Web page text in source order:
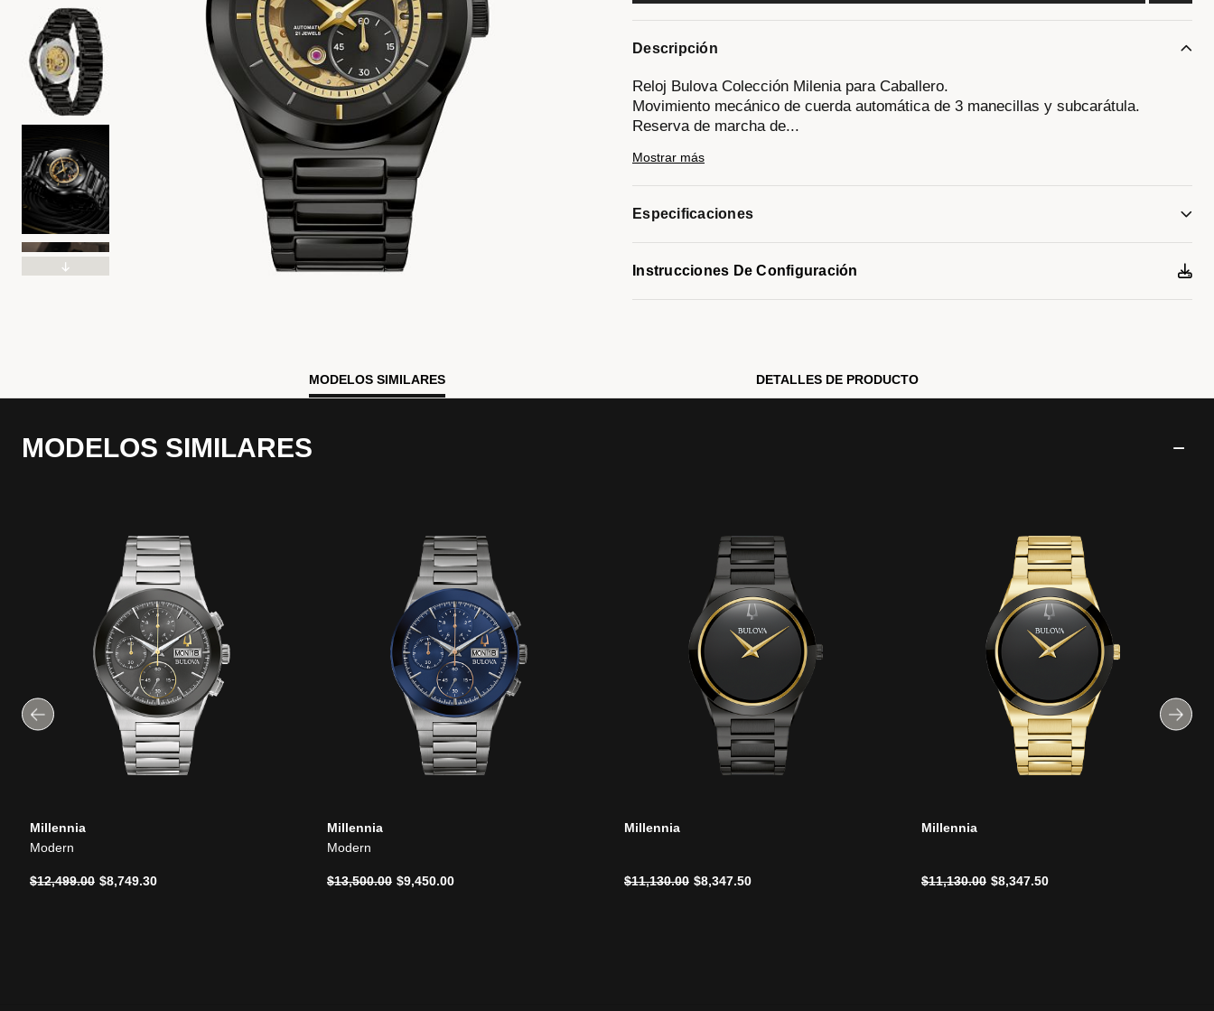
Descripción
Reloj Bulova Colección Milenia para Caballero.
Movimiento mecánico de cuerda automática de 3 manecillas y subcarátula.
Reserva de marcha de...
Caja y brazalete realizados en cerámica negra, broche desplegable de doble
pulsador.
Carátula y bisel superior en negro. Indicadores, manecillas y maquinaria en
dorado.
Cristal mineral metalizado de borde a borde.
Tapa trasera transparente
Mostrar más
Especificaciones
Instrucciones De Configuración
MODELOS SIMILARES DETALLES DE PRODUCTO
MODELOS SIMILARES
Millennia
Modern
Precio reducido de
$12,499.00a$8,749.30
Millennia
Modern
Precio reducido de
$13,500.00a$9,450.00
Millennia
Precio reducido de
$11,130.00a$8,347.50
Millennia
Precio reducido de
$11,130.00a$8,347.50